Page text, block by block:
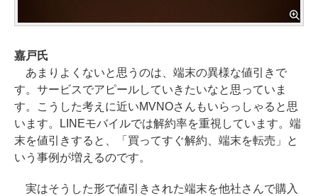
嘉戸氏
あまりよくないと思うのは、端末の異様な値引きで
す。サービスでアピールしていきたいなと思っていま
す。こうした考えに近いMVNOさんもいらっしゃると思
います。LINEモバイルでは解約率を重視しています。端
末を値引きすると、「買ってすぐ解約、端末を転売」と
いう事例が増えるのです。
実はそうした形で値引きされた端末を他社さんで購入